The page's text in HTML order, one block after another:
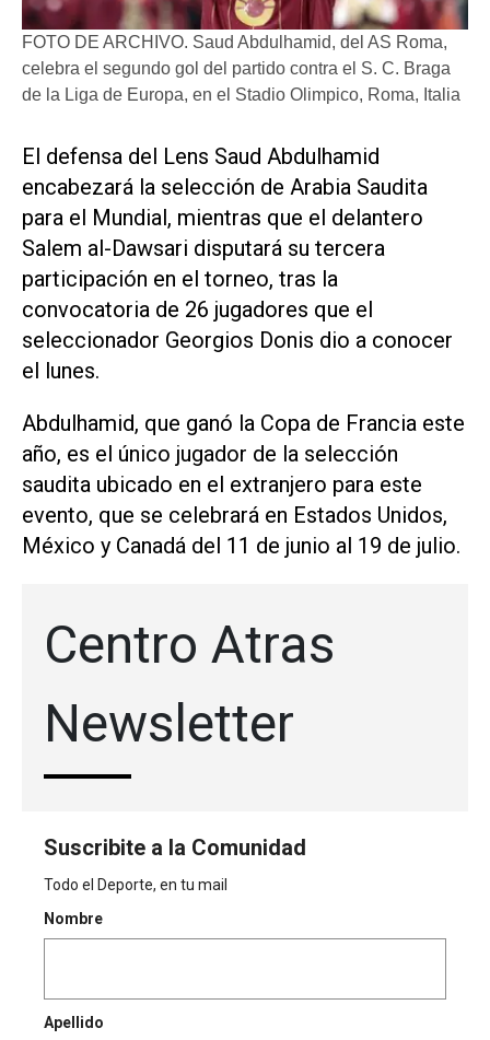
FOTO DE ARCHIVO. Saud Abdulhamid, del AS Roma,
celebra el segundo gol del partido contra el S. C. Braga
de la Liga de Europa, en el Stadio Olimpico, Roma, Italia
El ​defensa del Lens Saud Abdulhamid
encabezará la selección de Arabia Saudita
para el Mundial, mientras que el ‌delantero
Salem al-Dawsari disputará ‌su tercera
participación en el torneo, tras la
convocatoria de 26 jugadores que el
seleccionador Georgios Donis dio a conocer
el lunes.
Abdulhamid, que ganó la Copa de Francia este
año, es el único jugador de la selección
saudita ubicado en el extranjero para este ​
evento, que se ⁠celebrará en Estados Unidos,
México y Canadá del ‌11 de junio al 19 de julio.